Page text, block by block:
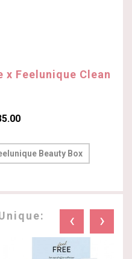
x Feelunique Clean
Beauty Box
‹ ›